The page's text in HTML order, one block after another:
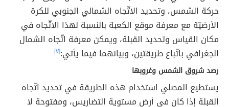
حركة الشمس، وتحديد الاتّجاه الشمالي الجنوبي للكرة
الأرضيّة مع معرفة موقع الكعبة بالنسبة لهذا الاتّجاه في
مكان القياس وتحديد القبلة، ويمكن معرفة اتّجاه الشمال
الجغرافي باتّباع طريقتين، وبيانهما فيما يأتي:[٧]
رصد شروق الشمس وغروبها
يستطيع المصلي استخدام هذه الطريقة في تحديد اتّجاه
القبلة إذا كان في أرض مستوية التضاريس، ومفتوحة لا